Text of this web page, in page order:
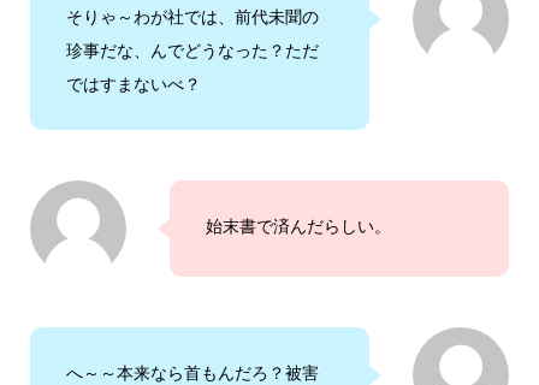
そりゃ～わが社では、前代未聞の
珍事だな、んでどうなった？ただ
ではすまないべ？
始末書で済んだらしい。
へ～～本来なら首もんだろ？被害